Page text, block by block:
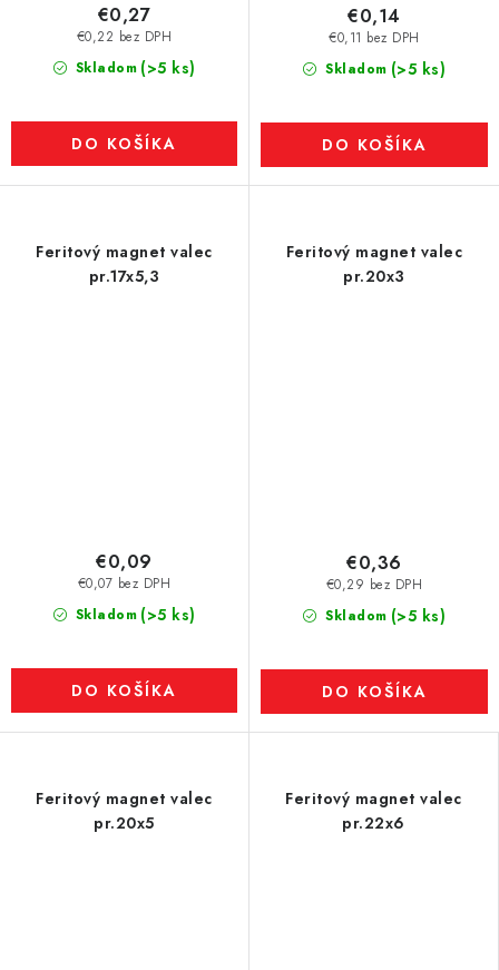
Skladom (>5 ks)
€0,22 bez DPH
€0,27
DO KOŠÍKA
Skladom (>5 ks)
€0,11 bez DPH
€0,14
DO KOŠÍKA
Feritový magnet valec
pr.17x5,3
Skladom (>5 ks)
€0,07 bez DPH
€0,09
DO KOŠÍKA
Feritový magnet valec
pr.20x3
Skladom (>5 ks)
€0,29 bez DPH
€0,36
DO KOŠÍKA
Feritový magnet valec
pr.20x5
Feritový magnet valec
pr.22x6